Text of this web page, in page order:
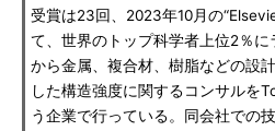
受賞は23回、2023年10月の
て、世界のトップ科学者上位2％
から金属、複合材、樹脂などの設
した構造強度に関するコンサルを
う企業で行っている。同会社での